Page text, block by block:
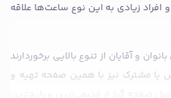
زیادی به این نوع ساعت‌ها علاقه‌
و آقایان از تنوع بالایی برخوردارند
مشترک نیز با همین صفحه تهیه و